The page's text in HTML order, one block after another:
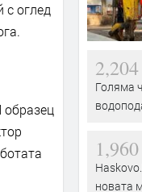
с оглед
2,204
Голяма
1,960
новата